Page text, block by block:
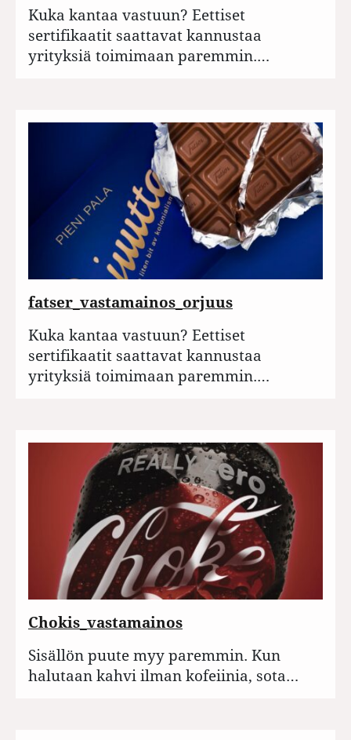
Kuka kantaa vastuun? Eettiset
sertifikaatit saattavat kannustaa
yrityksiä toimimaan paremmin.…
fatser_vastamainos_orjuus
Kuka kantaa vastuun? Eettiset
sertifikaatit saattavat kannustaa
yrityksiä toimimaan paremmin.…
Chokis_vastamainos
Sisällön puute myy paremmin. Kun
halutaan kahvi ilman kofeiinia, sota…